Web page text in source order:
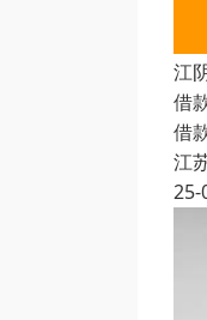
江
借
借
江
25-